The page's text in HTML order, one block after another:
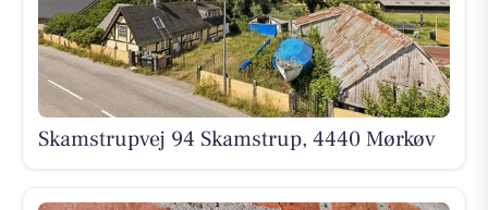
Skamstrupvej 94 Skamstrup, 4440 Mørkøv